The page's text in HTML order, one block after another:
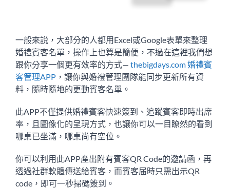
一般來説，大部分的人都用Excel或Google表單來整理
婚禮賓客名單，操作上也算是簡便，不過在這裡我們想
跟你分享一個更有效率的方式— thebigdays.com 婚禮賓
客管理APP ，讓你與婚禮管理團隊能同步更新所有資
料，隨時隨地的更動賓客名單。
此APP不僅提供婚禮賓客快速簽到、追蹤賓客即時出席
率，且圖像化的呈現方式，也讓你可以一目瞭然的看到
哪桌已坐滿，哪桌尚有空位。
你可以利用此APP產出附有賓客QR Code的邀請函，再
透過社群軟體傳送給賓客，而賓客届時只需出示QR
code，即可一秒掃碼簽到。